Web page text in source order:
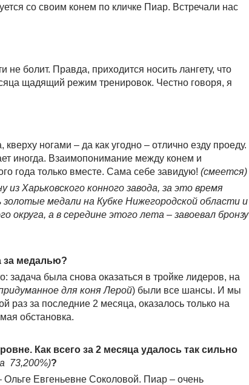
со своим конем по кличке Пиар. Встречали нас
болит. Правда, приходится носить лангету, что
щадящий режим тренировок. Честно говоря, я
ногами – да как угодно – отлично езду проеду.
иногда. Взаимопонимание между конем и
года только вместе. Сама себе завидую! (смеется)
Харьковского конного завода, за это время
медали на Кубке Нижегородской области и
а в середине этого лета – завоевал бронзу
за медалью?
задача была снова оказаться в тройке лидеров, на
для коня Лерой) были все шансы. И мы
раз за последние 2 месяца, оказалось только на
обстановка.
Как всего за 2 месяца удалось так сильно
73,200%)?
Евгеньевне Соколовой. Пиар – очень